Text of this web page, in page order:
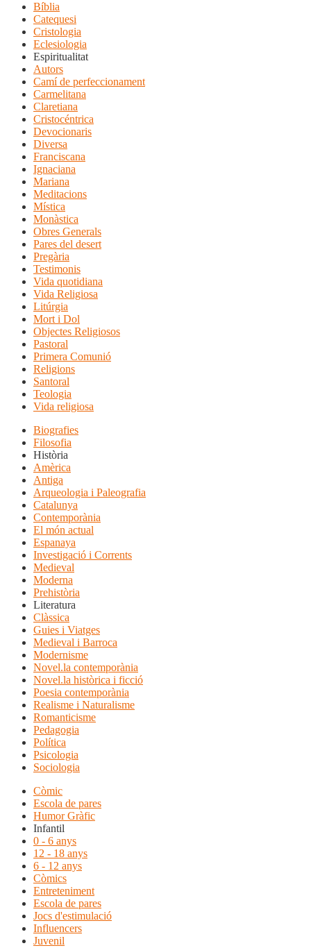
Bíblia
Catequesi
Cristologia
Eclesiologia
Espiritualitat
Autors
Camí de perfeccionament
Carmelitana
Claretiana
Cristocéntrica
Devocionaris
Diversa
Franciscana
Ignaciana
Mariana
Meditacions
Mística
Monàstica
Obres Generals
Pares del desert
Pregària
Testimonis
Vida quotidiana
Vida Religiosa
Litúrgia
Mort i Dol
Objectes Religiosos
Pastoral
Primera Comunió
Religions
Santoral
Teologia
Vida religiosa
Biografies
Filosofia
Història
Amèrica
Antiga
Arqueologia i Paleografia
Catalunya
Contemporània
El món actual
Espanaya
Investigació i Corrents
Medieval
Moderna
Prehistòria
Literatura
Clàssica
Guies i Viatges
Medieval i Barroca
Modernisme
Novel.la contemporània
Novel.la històrica i ficció
Poesia contemporània
Realisme i Naturalisme
Romanticisme
Pedagogia
Política
Psicologia
Sociologia
Còmic
Escola de pares
Humor Gràfic
Infantil
0 - 6 anys
12 - 18 anys
6 - 12 anys
Còmics
Entreteniment
Escola de pares
Jocs d'estimulació
Influencers
Juvenil